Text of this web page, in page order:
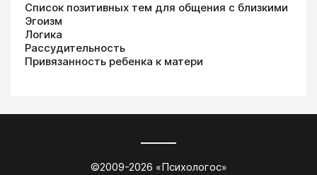
Список позитивных тем для общения с близкими
Эгоизм
Логика
Рассудительность
Привязанность ребенка к матери
©2009-2026 «Психологос»